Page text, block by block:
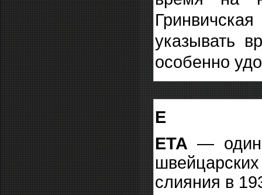
указывать
особенно
Е
ЕТА— один
слияния в